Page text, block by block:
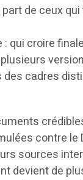
de ceux
qui croire
des cadres
contre le
sources
devient de